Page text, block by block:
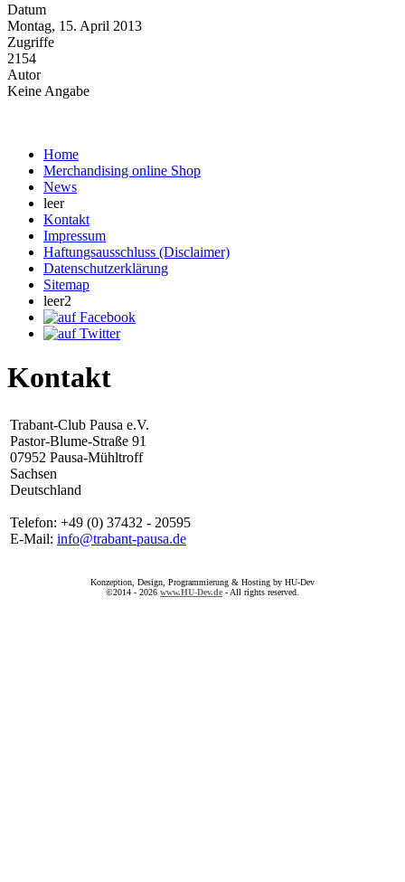
Datum
Montag, 15. April 2013
Zugriffe
2154
Autor
Keine Angabe
Home
Merchandising online Shop
News
leer
Kontakt
Impressum
Haftungsausschluss (Disclaimer)
Datenschutzerklärung
Sitemap
leer2
Kontakt
Trabant-Club Pausa e.V.
Pastor-Blume-Straße 91
07952 Pausa-Mühltroff
Sachsen
Deutschland
Telefon: +49 (0) 37432 - 20595
E-Mail: info@trabant-pausa.de
Konzeption, Design, Programmierung & Hosting by HU-Dev
©2014 - 2026 www.HU-Dev.de - All rights reserved.